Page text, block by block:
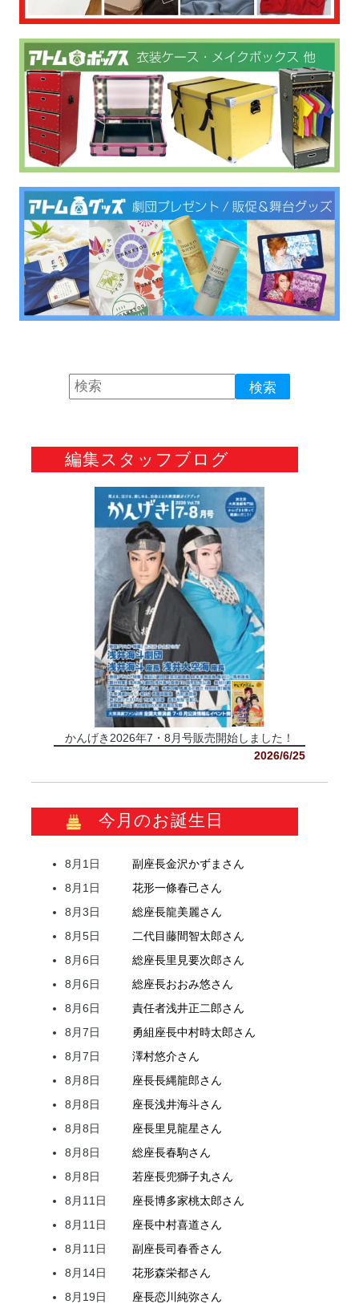
編集スタッフブログ
かんげき2026年7・8月号販売開始しました！
2026/6/25
今月のお誕生日
8月1日 副座長金沢かずま さん
8月1日
花形一條春己さん
8月3日
総座長龍美麗さん
8月5日
二代目藤間智太郎さん
8月6日
総座長里見要次郎さん
8月6日
総座長おおみ悠さん
8月6日
責任者浅井正二郎さん
8月7日
勇組座長中村時太郎さん
8月7日
澤村悠介さん
8月8日
座長長縄龍郎さん
8月8日
座長浅井海斗さん
8月8日
座長里見龍星さん
8月8日
総座長春駒さん
8月8日
若座長兜獅子丸さん
8月11日
座長博多家桃太郎さん
8月11日
座長中村喜道さん
8月11日
副座長司春香さん
8月14日
花形森栄都さん
8月19日
座長恋川純弥さん